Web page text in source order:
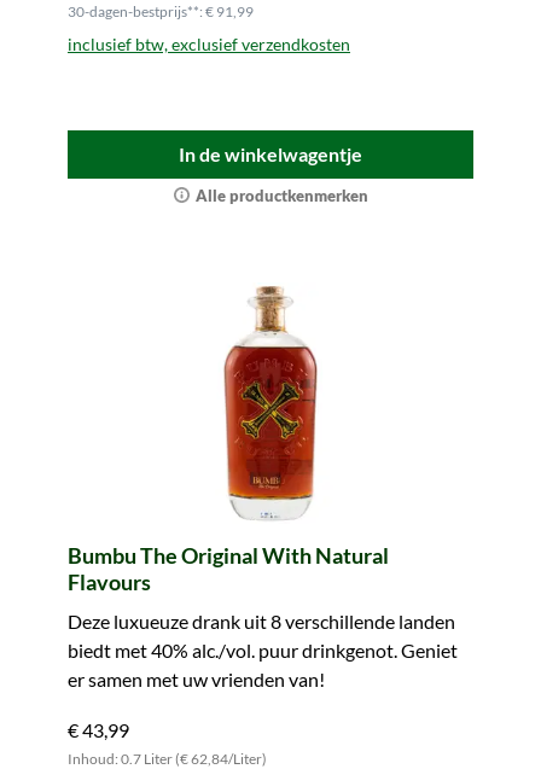
30-dagen-bestprijs**: € 91,99
inclusief btw, exclusief verzendkosten
In de winkelwagentje
Alle productkenmerken
Bumbu The Original With Natural
Flavours
Deze luxueuze drank uit 8 verschillende landen
biedt met 40% alc./vol. puur drinkgenot. Geniet
er samen met uw vrienden van!
€ 43,99
Inhoud: 0.7 Liter (€ 62,84/Liter)